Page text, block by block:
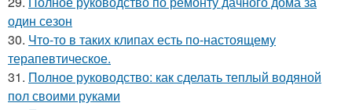
один сезон
30. Что-то в таких клипах есть по-настоящему
терапевтическое.
31. Полное руководство: как сделать теплый водяной
пол своими руками